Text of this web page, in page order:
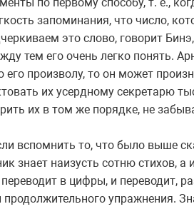
по первому способу, т. е.,
запоминания, что число,
это слово, говорит
тем его очень легко понять.
произволу, то он может
их усердному секретарю
их в том же порядке, не
вспомнить то, что было выше
знает наизусть сотню стихов, а
в цифры, и переводит,
упражнения.